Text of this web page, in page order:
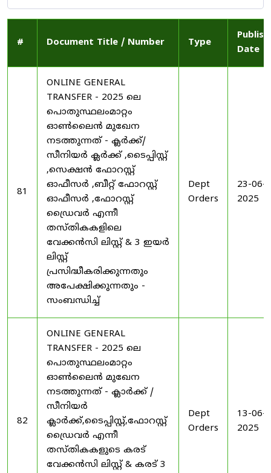
# Document Title / Number Type
Date
81
ONLINE GENERAL
TRANSFER - 2025 ലെ
പൊതുസ്ഥലംമാറ്റം
ഓൺലൈൻ മുഖേന
നടത്തുന്നത് - ക്ലർക്ക്/
സീനിയർ ക്ലർക്ക് ,ടൈപ്പിസ്റ്റ്
,സെക്ഷൻ ഫോറസ്റ്റ്
ഓഫീസർ ,ബീറ്റ് ഫോറസ്റ്റ്
ഓഫീസർ ,ഫോറസ്റ്റ്
ഡ്രൈവർ എന്നീ
തസ്തികകളിലെ
വേക്കൻസി ലിസ്റ്റ് & 3 ഇയർ
ലിസ്റ്റ്
പ്രസിദ്ധീകരിക്കുന്നതും
അപേക്ഷിക്കുന്നതും -
സംബന്ധിച്ച്
Dept
Orders
23-06-
2025
82
ONLINE GENERAL
TRANSFER - 2025 ലെ
പൊതുസ്ഥലംമാറ്റം
ഓൺലൈൻ മുഖേന
നടത്തുന്നത് - ക്ലാർക്ക് /
സീനിയർ
ക്ലാർക്ക്,ടൈപ്പിസ്റ്റ്,ഫോറസ്റ്റ്
ഡ്രൈവർ എന്നീ
തസ്തികകളുടെ കരട്
വേക്കൻസി ലിസ്റ്റ് & കരട് 3
Dept
Orders
13-06-
2025